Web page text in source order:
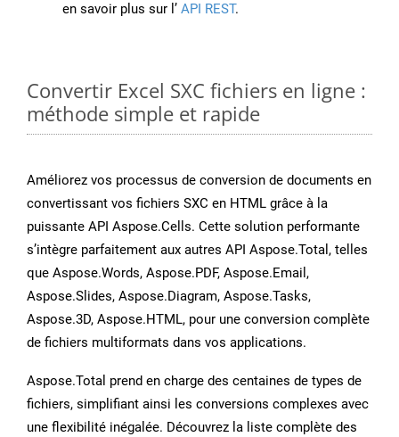
en savoir plus sur l’ API REST.
Convertir Excel SXC fichiers en ligne :
méthode simple et rapide
Améliorez vos processus de conversion de documents en
convertissant vos fichiers SXC en HTML grâce à la
puissante API Aspose.Cells. Cette solution performante
s’intègre parfaitement aux autres API Aspose.Total, telles
que Aspose.Words, Aspose.PDF, Aspose.Email,
Aspose.Slides, Aspose.Diagram, Aspose.Tasks,
Aspose.3D, Aspose.HTML, pour une conversion complète
de fichiers multiformats dans vos applications.
Aspose.Total prend en charge des centaines de types de
fichiers, simplifiant ainsi les conversions complexes avec
une flexibilité inégalée. Découvrez la liste complète des